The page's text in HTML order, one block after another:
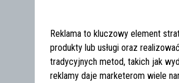
Reklama to kluczowy element
produkty lub usługi oraz
tradycyjnych metod, takich jak
reklamy daje marketerom wiele